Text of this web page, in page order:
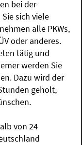
bei der
sich viele
alle PKWs,
oder anderes.
tätig und
werden Sie
Dazu wird der
geholt,
von 24